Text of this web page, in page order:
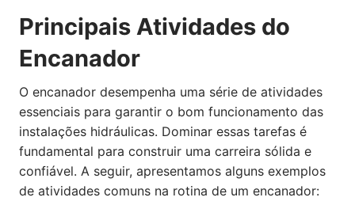
Principais Atividades do
Encanador
O encanador desempenha uma série de atividades
essenciais para garantir o bom funcionamento das
instalações hidráulicas. Dominar essas tarefas é
fundamental para construir uma carreira sólida e
confiável. A seguir, apresentamos alguns exemplos
de atividades comuns na rotina de um encanador: